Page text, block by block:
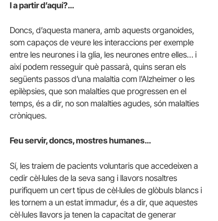
I a partir d’aquí?…
Doncs, d’aquesta manera, amb aquests organoides,
som capaços de veure les interaccions per exemple
entre les neurones i la glia, les neurones entre elles… i
així podem resseguir què passarà, quins seran els
següents passos d’una malaltia com l’Alzheimer o les
epilèpsies, que son malalties que progressen en el
temps, és a dir, no son malalties agudes, són malalties
cròniques.
Feu servir, doncs, mostres humanes…
Sí, les traiem de pacients voluntaris que accedeixen a
cedir cèl·lules de la seva sang i llavors nosaltres
purifiquem un cert tipus de cèl·lules de glòbuls blancs i
les tornem a un estat immadur, és a dir, que aquestes
cèl·lules llavors ja tenen la capacitat de generar